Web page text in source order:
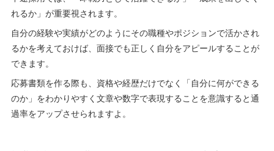
自分の市場価値は経験ベースで判断する
中途採用では、「即戦力として活躍できるか」「成果を出してく